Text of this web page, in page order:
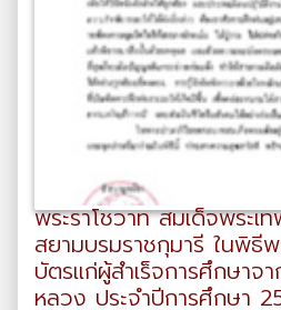
พระราโชวาท สมเด็จพระเ
สยามบรมราชกุมารี ในพิธี
บัตรแก่ผู้สำเร็จการศึกษาจ
หลวง ประจำปีการศึกษา